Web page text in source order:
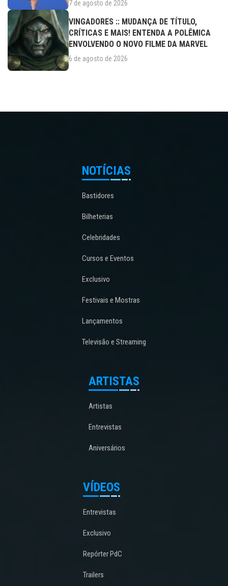
7 de agosto de 2026
VINGADORES :: MUDANÇA DE TÍTULO,
CRÍTICAS E MAIS! ENTENDA A POLÊMICA
ENVOLVENDO O NOVO FILME DA MARVEL
6 de agosto de 2026
NOTÍCIAS
Bastidores
Bilheterias
Celebridades
Cursos e Eventos
Exclusivo
Festivais e Mostras
Lançamentos
Televisão e Streaming
ARTISTAS
Artistas
Entrevistas
Aniversários
VÍDEOS
Entrevistas
Exclusivo
Repórter PdC
Trailers